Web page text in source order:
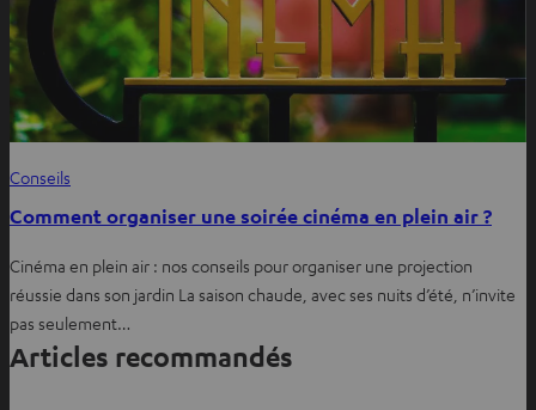
s
u
n
n
o
e
o
n
g
l
Conseils
Comment organiser une soirée cinéma en plein air ?
Cinéma en plein air : nos conseils pour organiser une projection
réussie dans son jardin La saison chaude, avec ses nuits d’été, n’invite
pas seulement…
Articles recommandés